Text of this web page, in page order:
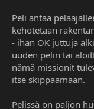
Peli antaa
kehotetaan
- ihan OK juttuja
uuden pelin tai
nämä missionit
itse skippaamaan.
Pelissä on paljon